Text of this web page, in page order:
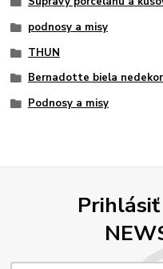
podnosy a misy
THUN
Bernadotte biela nedekor
Podnosy a misy